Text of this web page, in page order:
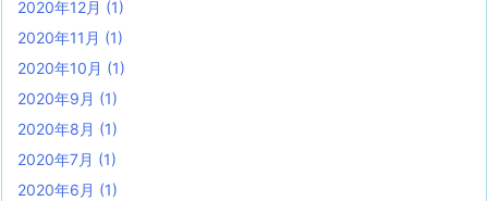
2020年12月 (1)
2020年11月 (1)
2020年10月 (1)
2020年9月 (1)
2020年8月 (1)
2020年7月 (1)
2020年6月 (1)